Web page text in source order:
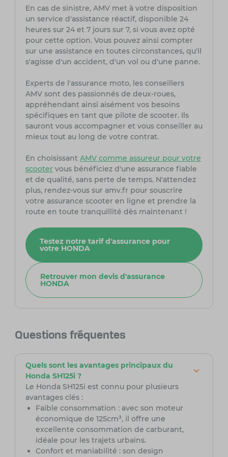
En cas de sinistre, AMV met à votre disposition
un service d'assistance réactif, disponible 24
heures sur 24 et 7 jours sur 7, si vous avez opté
pour cette option. Vous pouvez ainsi compter
sur une assistance en toutes circonstances, qu'il
s'agisse d'un accident, d'un vol ou d'une panne.
Experts de l'assurance moto, les conseillers
AMV sont des passionnés de deux-roues,
appréhendant ainsi aisément vos besoins
spécifiques en tant que pilote de scooter. Ils
sauront vous accompagner et vous conseiller au
mieux tout au long de votre contrat.
En choisissant AMV comme assureur pour votre
scootervous bénéficiez d'une assurance fiable
et de qualité, sans perte de temps. N'attendez
plus, rendez-vous sur amv.fr pour souscrire
votre assurance scooter en ligne et prendre la
route en toute tranquillité dès maintenant !
Testez notre tarif d'assurance pour
votre HONDA
Retrouver mon devis d'assurance
HONDA
Questions fréquentes
Quels sont les avantages principaux du
Honda SH125i ?
Le Honda SH125i est connu pour plusieurs
avantages clés :
Faible consommation : avec son moteur
économique de 125cm³, il offre une
excellente consommation de carburant,
idéale pour les trajets urbains.
Confort et maniabilité : son design